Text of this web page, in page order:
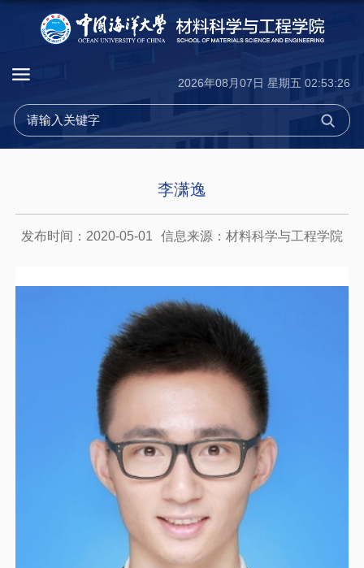
2026年08月07日 星期五 02:53:27
李潇逸
发布时间：2020-05-01 信息来源：材料科学与工程学院